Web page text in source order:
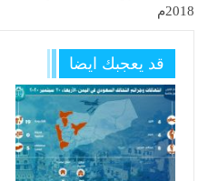
2018م
قد يعجبك ايضا